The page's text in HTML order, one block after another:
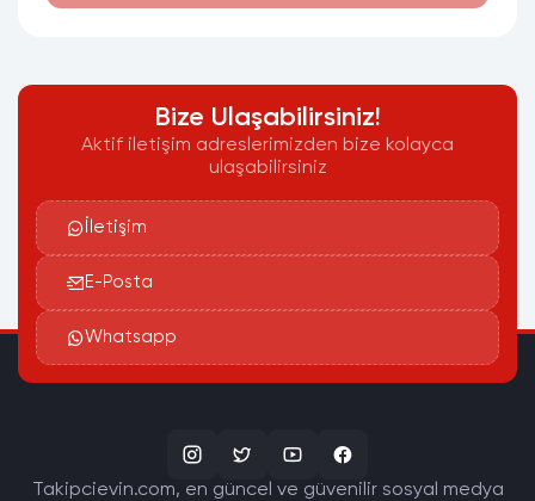
Bize Ulaşabilirsiniz!
Aktif iletişim adreslerimizden bize kolayca
ulaşabilirsiniz
İletişim
E-Posta
Whatsapp
Takipcievin.com, en güncel ve güvenilir sosyal medya